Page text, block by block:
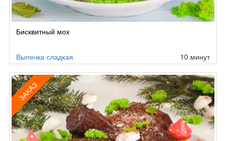
Бисквитный мох
Выпечка сладкая 10 минут
ЗАКАЗ